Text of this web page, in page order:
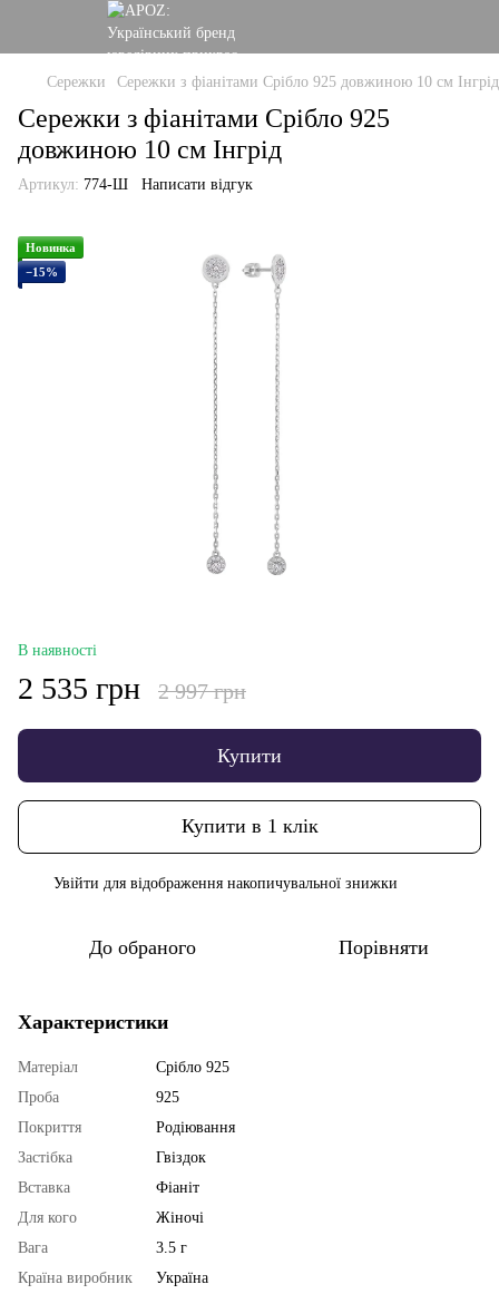
Сережки Сережки з фіанітами Срібло 925 довжиною 10 см Інгрід
Сережки з фіанітами Срібло 925
довжиною 10 см Інгрід
Артикул: 774-Ш Написати відгук
Новинка
−15%
В наявності
2 535 грн 2 997 грн
Купити
Купити в 1 клік
Увійти для відображення накопичувальної знижки
До обраного Порівняти
Характеристики
Матеріал
Срібло 925
Проба
925
Покриття
Родіювання
Застібка
Гвіздок
Вставка
Фіаніт
Для кого
Жіночі
Вага
3.5 г
Країна виробник
Україна